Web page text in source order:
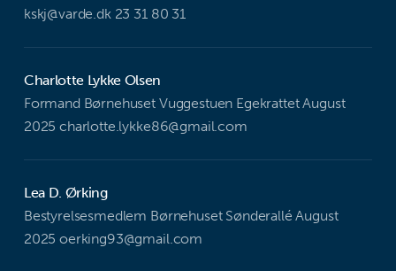
kskj@varde.dk 23 31 80 31
Charlotte Lykke Olsen
Formand Børnehuset Vuggestuen Egekrattet August
2025 charlotte.lykke86@gmail.com
Lea D. Ørking
Bestyrelsesmedlem Børnehuset Sønderallé August
2025 oerking93@gmail.com